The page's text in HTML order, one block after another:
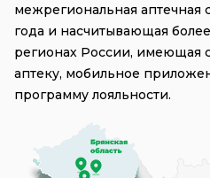
межрегиональная аптечная
года и насчитывающая
регионах России, имеющая
аптеку, мобильное
программу лояльности.